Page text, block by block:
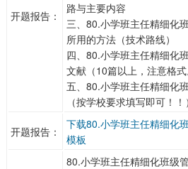
开题报告：
路与主要内容
三、80.小学班主任精细化
所用的方法（技术路线）
四、80.小学班主任精细化
文献（10篇以上，注意格式
五、80.小学班主任精细化
（按学校要求填写即可！！）
开题报告：
下载80.小学班主任精细化
模板
80.小学班主任精细化班级